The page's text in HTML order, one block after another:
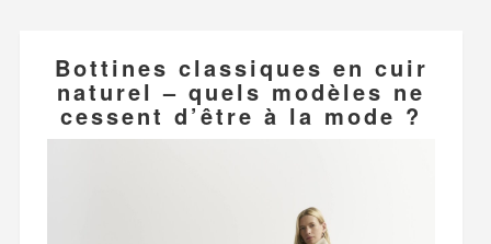
Bottines classiques en cuir
naturel – quels modèles ne
cessent d’être à la mode ?